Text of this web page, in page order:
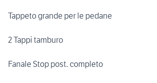
Tappeto grande per le pedane
2 Tappi tamburo
Fanale Stop post. completo